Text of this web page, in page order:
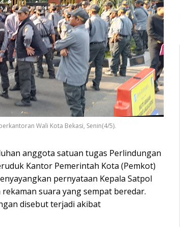
Wali Kota Bekasi, Senin(4/5).
anggota satuan tugas Perlindungan
Kantor Pemerintah Kota (Pemkot)
pernyataan Kepala Satpol
suara yang sempat beredar.
disebut terjadi akibat